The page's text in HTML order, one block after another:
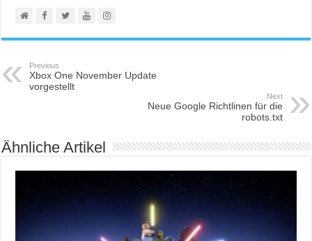
Previous
Xbox One November Update
vorgestellt
Next
Neue Google Richtlinen für die
robots.txt
Ähnliche Artikel